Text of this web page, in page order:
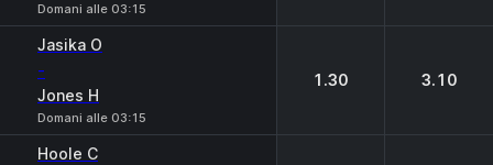
Domani alle 03:15
Jasika O
-
Jones H
Domani alle 03:15
1.30 3.10
Hoole C